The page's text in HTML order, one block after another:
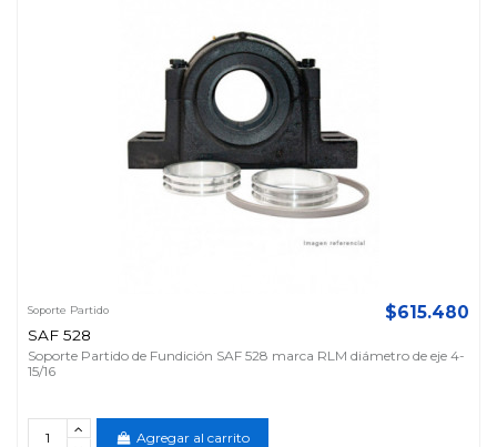
Soporte Partido
SAF 528
$615.480
Soporte Partido de Fundición SAF 528 marca RLM diámetro de eje 4-
15/16
Agregar al carrito